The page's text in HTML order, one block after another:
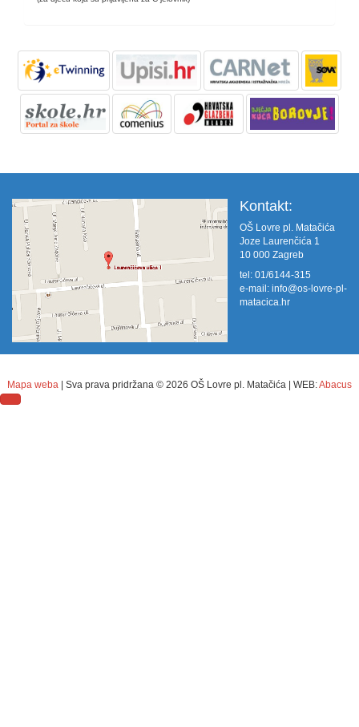
Kontakt:
OŠ Lovre pl. Matačića
Joze Laurenčića 1
10 000 Zagreb
tel: 01/6144-315
e-mail: info@os-lovre-pl-
matacica.hr
Mapa weba | Sva prava pridržana © 2026 OŠ Lovre pl. Matačića | WEB:Abacus